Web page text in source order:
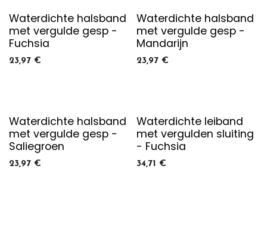
Waterdichte halsband
met vergulde gesp -
Fuchsia
23,97 €
Waterdichte halsband
met vergulde gesp -
Mandarijn
23,97€
Waterdichte halsband
met vergulde gesp -
Saliegroen
23,97 €
Waterdichte leiband
met vergulden sluiting
- Fuchsia
34,71 €